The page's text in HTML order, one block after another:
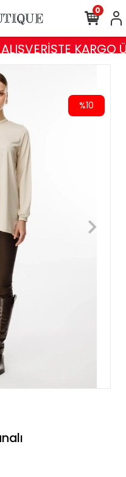
KARGO
0
%10